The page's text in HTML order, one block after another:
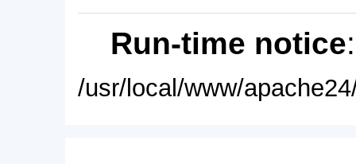
Run-time notice
/usr/local/www/